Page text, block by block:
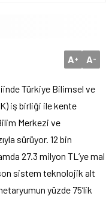
A+ A-
Türkiye Bilimsel ve
iş birliği ile kente
Merkezi ve
sürüyor. 12 bin
27.3 milyon TL’ye mal
sistem teknolojik alt
yüzde 75’lik